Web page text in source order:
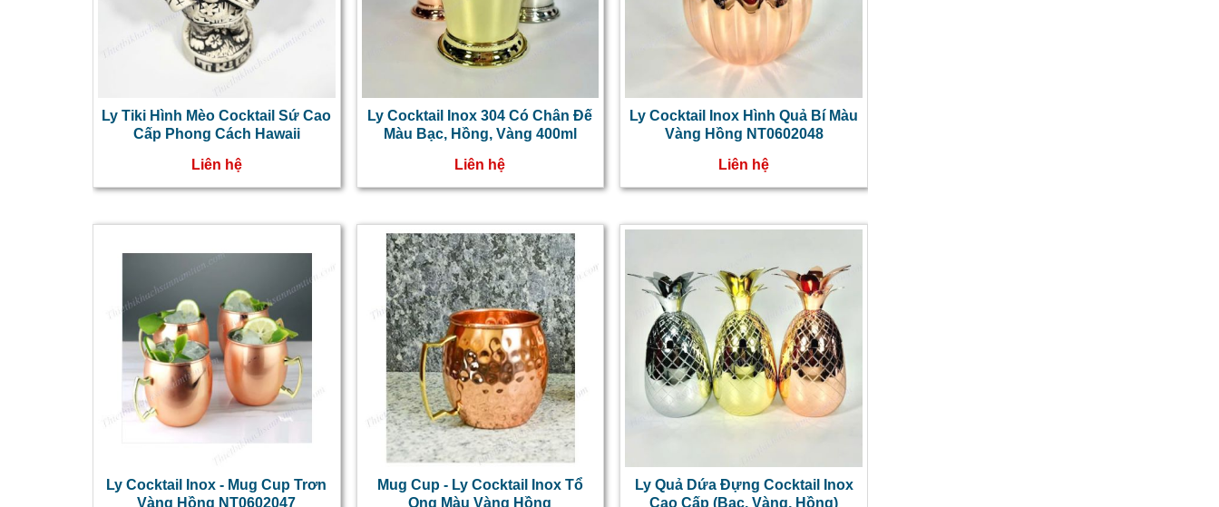
Ly Tiki Hình Mèo Cocktail Sứ Cao
Cấp Phong Cách Hawaii
Liên hệ
Ly Cocktail Inox 304 Có Chân Đế
Màu Bạc, Hồng, Vàng 400ml
Liên hệ
Ly Cocktail Inox Hình Quả Bí Màu
Vàng Hồng NT0602048
Liên hệ
Ly Cocktail Inox - Mug Cup Trơn
Vàng Hồng NT0602047
Mug Cup - Ly Cocktail Inox Tổ
Ong Màu Vàng Hồng
Ly Quả Dứa Đựng Cocktail Inox
Cao Cấp (Bạc, Vàng, Hồng)